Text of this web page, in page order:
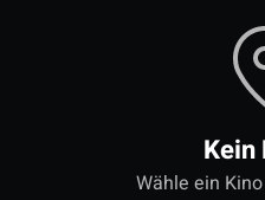
Kein
Wähle ein